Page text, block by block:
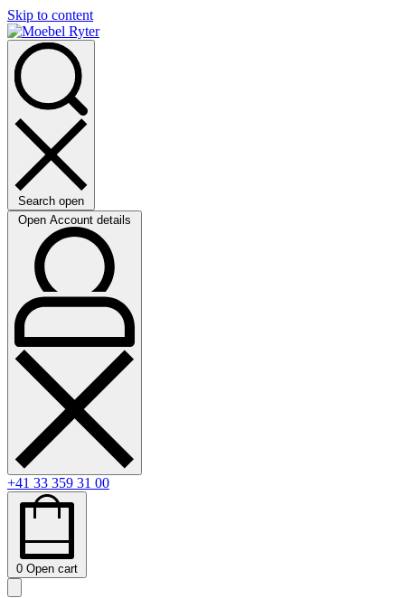
Skip to content
Search open
Open Account details
+41 33 359 31 00
0 Open cart